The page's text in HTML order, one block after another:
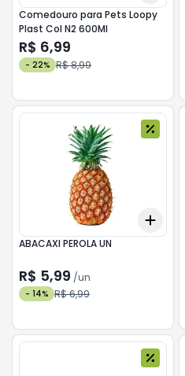
Comedouro para Pets Loopy
Plast Col N2 600Ml
R$ 6,99
- 22% R$ 8,99
Add
ABACAXI PEROLA UN
R$ 5,99 /un
- 14% R$ 6,99